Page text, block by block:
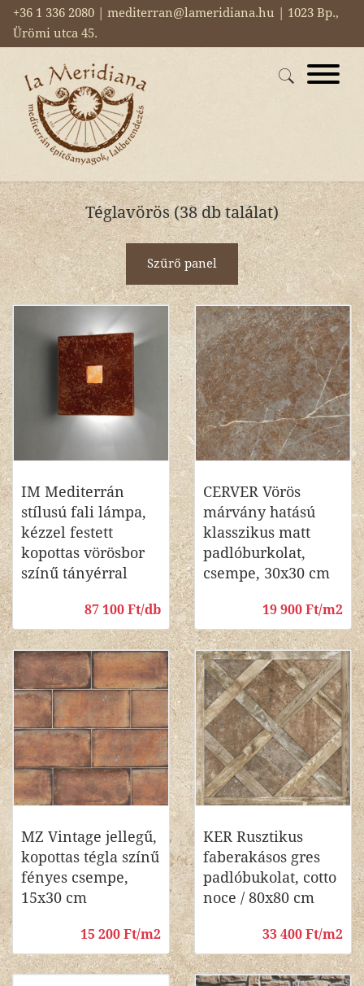
+36 1 336 2080 | mediterran@lameridiana.hu | 1023 Bp.,
Ürömi utca 45.
Téglavörös (38 db találat)
Szűrő panel
IM Mediterrán
stílusú fali lámpa,
kézzel festett
kopottas vörösbor
színű tányérral
87 100 Ft/db
CERVER Vörös
márvány hatású
klasszikus matt
padlóburkolat,
csempe, 30x30 cm
19 900 Ft/m2
MZ Vintage jellegű,
kopottas tégla színű
fényes csempe,
15x30 cm
15 200 Ft/m2
KER Rusztikus
faberakásos gres
padlóbukolat, cotto
noce / 80x80 cm
33 400 Ft/m2